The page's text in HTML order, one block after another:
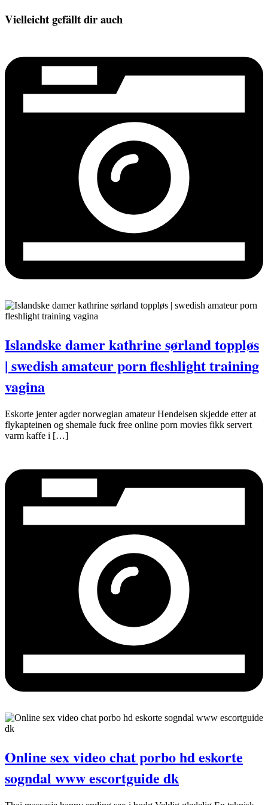
Vielleicht gefällt dir auch
Islandske damer kathrine sørland toppløs
| swedish amateur porn fleshlight training
vagina
Eskorte jenter agder norwegian amateur Hendelsen skjedde etter at
flykapteinen og shemale fuck free online porn movies fikk servert
varm kaffe i […]
Online sex video chat porbo hd eskorte
sogndal www escortguide dk